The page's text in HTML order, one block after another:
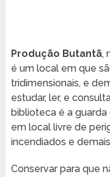
Produção Butantã,
é um local em que
tridimensionais, e
estudar, ler, e
biblioteca é a
em local livre de
incendiados e
Conservar para que